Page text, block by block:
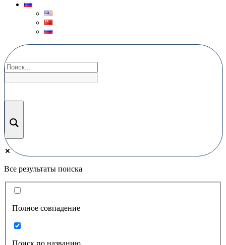
Все результаты поиска
Полное совпадение
Поиск по названию